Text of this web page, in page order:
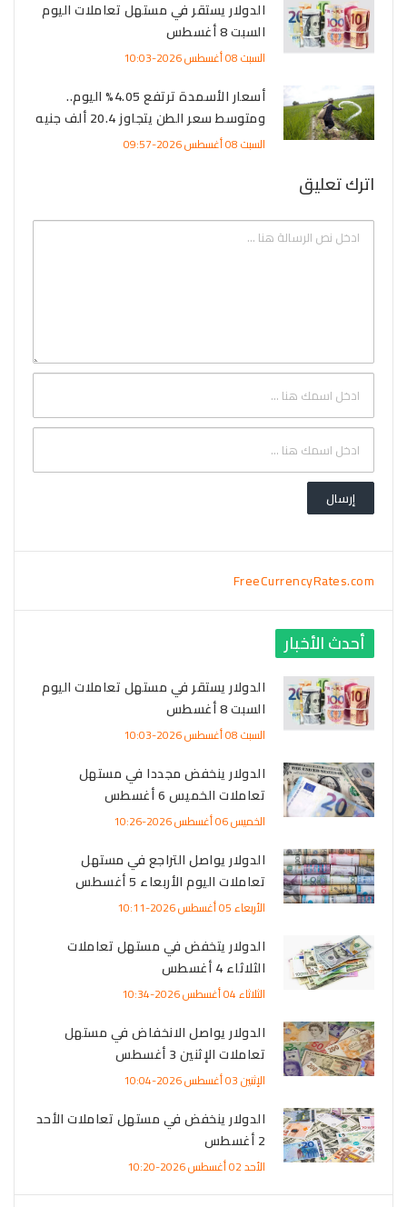
الدولار يستقر في مستهل تعاملات اليوم
السبت 8 أغسطس
السبت 08 أغسطس 2026-10:03
أسعار الأسمدة ترتفع 4.05% اليوم..
ومتوسط سعر الطن يتجاوز 20.4 ألف جنيه
السبت 08 أغسطس 2026-09:57
اترك تعليق
FreeCurrencyRates.com
أحدث الأخبار
الدولار يستقر في مستهل تعاملات اليوم
السبت 8 أغسطس
السبت 08 أغسطس 2026-10:03
الدولار ينخفض مجددا في مستهل
تعاملات الخميس 6 أغسطس
الخميس 06 أغسطس 2026-10:26
الدولار يواصل التراجع في مستهل
تعاملات اليوم الأربعاء 5 أغسطس
الأربعاء 05 أغسطس 2026-10:11
الدولار يتخفض في مستهل تعاملات
الثلاثاء 4 أغسطس
الثلاثاء 04 أغسطس 2026-10:34
الدولار يواصل الانخفاض في مستهل
تعاملات الإثنين 3 أغسطس
الإثنين 03 أغسطس 2026-10:04
الدولار ينخفض في مستهل تعاملات الأحد
2 أغسطس
الأحد 02 أغسطس 2026-10:20